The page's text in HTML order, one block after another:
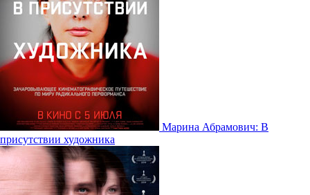
Марина Абрамович: В
присутствии художника